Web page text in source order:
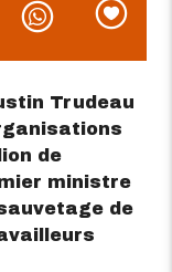
Trudeau
de
ministre
de